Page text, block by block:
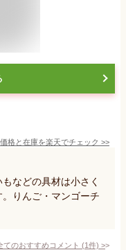
価格と在庫を楽天でチェック >>
などの具材は小さく
りんご・マンゴーチ
てのおすすめコメント (1件) >